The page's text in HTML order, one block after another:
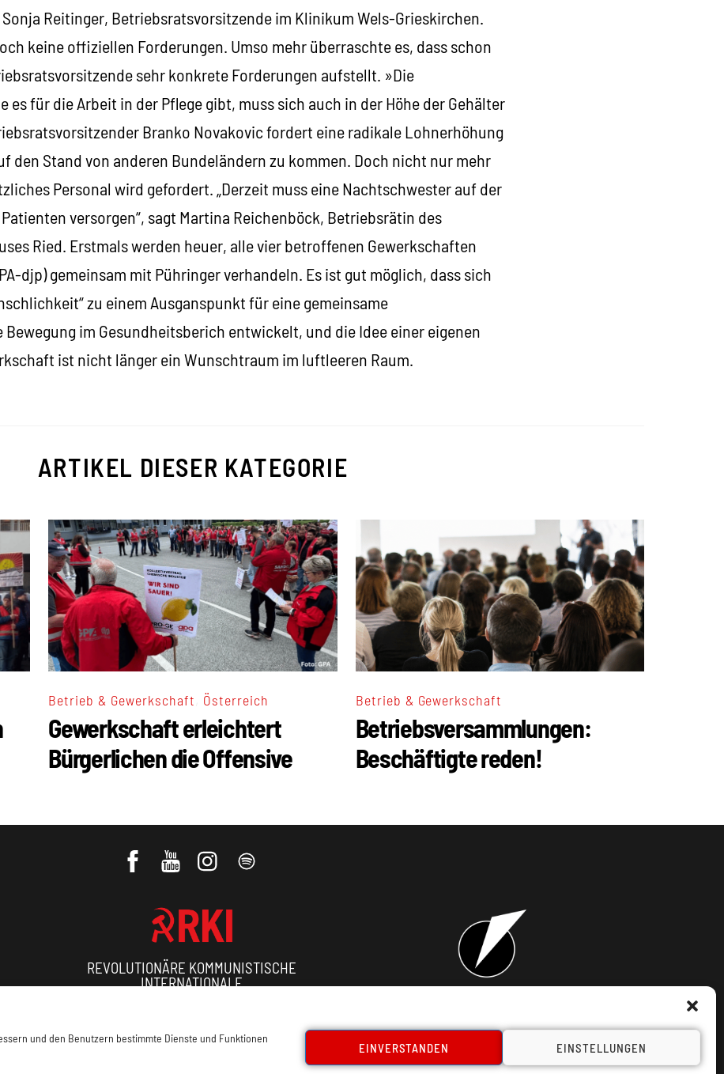
und den Benutzern bestimmte Dienste und Funktionen
EINVERSTANDEN EINSTELLUNGEN
Reitinger, Betriebsratsvorsitzende im Klinikum Wels-Grieskirchen.
keine offiziellen Forderungen. Umso mehr überraschte es, dass schon
sehr konkrete Forderungen aufstellt. »Die
es für die Arbeit in der Pflege gibt, muss sich auch in der Höhe der Gehälter
Branko Novakovic fordert eine radikale Lohnerhöhung
den Stand von anderen Bundeländern zu kommen. Doch nicht nur mehr
Personal wird gefordert. „Derzeit muss eine Nachtschwester auf der
versorgen“, sagt Martina Reichenböck, Betriebsrätin des
Ried. Erstmals werden heuer, alle vier betroffenen Gewerkschaften
djp) gemeinsam mit Pühringer verhandeln. Es ist gut möglich, dass sich
zu einem Ausganspunkt für eine gemeinsame
im Gesundheitsberich entwickelt, und die Idee einer eigenen
ist nicht länger ein Wunschtraum im luftleeren Raum.
ARTIKEL DIESER KATEGORIE
Betrieb & Gewerkschaft Österreich
Gewerkschaft erleichtert
Bürgerlichen die Offensive
Betrieb & Gewerkschaft
Betriebsversammlungen:
Beschäftigte reden!
REVOLUTIONÄRE KOMMUNISTISCHE
INTERNATIONALE
Datenschutz Kontakt